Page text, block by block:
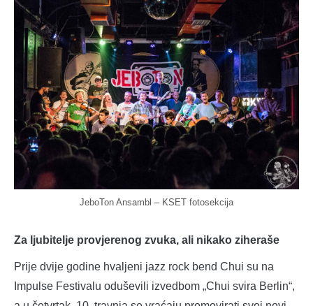
JeboTon Ansambl – KSET fotosekcija
Za ljubitelje provjerenog zvuka, ali nikako ziheraše
Prije dvije godine hvaljeni jazz rock bend Chui su na
Impulse Festivalu oduševili izvedbom „Chui svira Berlin“,